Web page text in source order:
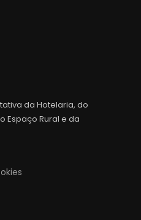
da Hotelaria, do
Espaço Rural e da